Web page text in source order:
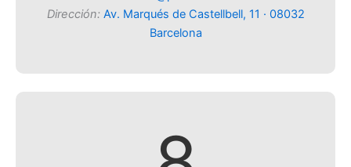
Dirección: Av. Marqués de Castellbell, 11 · 08032
Barcelona